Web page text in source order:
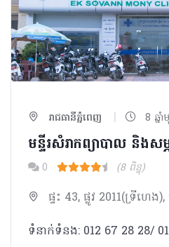
រាជធានីភ្នំពេញ | 8 ឆ្នាំ
មន្ទីរសំរាកព្យាបាល និង
0 (8 ពិន្ទុ)
ផ្ទះ 43, ផ្លូវ 2011(ទ្រីហេ
ទំនាក់ទំនង: 012 67 28 28/